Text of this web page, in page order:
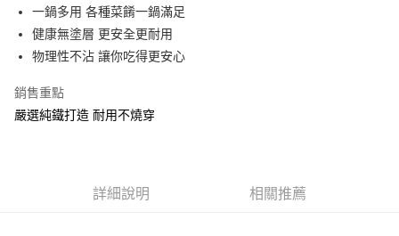
匯豐（台灣）商業銀行
聯邦商業銀行
元大商業銀行
台新國際商業銀行
台灣樂天信用卡公司
悠遊付
ATM付款
貨到付款
每筆NT$100，滿NT$499(含以上)免運費
一鍋多用 各種菜餚一鍋滿足
健康無塗層 更安全更耐用
物理性不沾 讓你吃得更安心
銷售重點
嚴選純鐵打造 耐用不燒穿
詳細說明 相關推薦